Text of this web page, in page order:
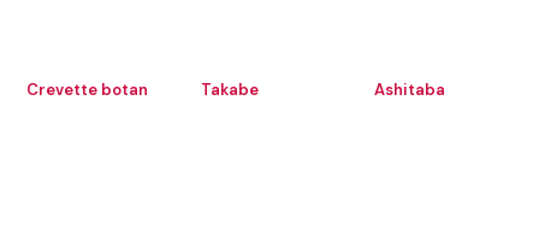
Crevette botan Takabe Ashitaba